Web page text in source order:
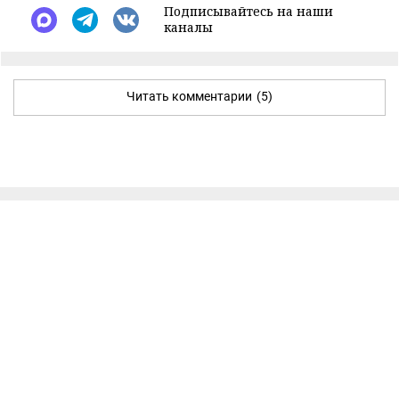
Подписывайтесь на наши
каналы
Читать комментарии (5)